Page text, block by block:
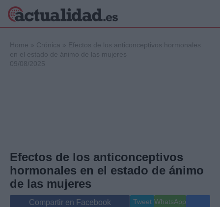
Internacional
Viajes
Gente
Musica
Home » Crónica » Efectos de los anticonceptivos hormonales
en el estado de ánimo de las mujeres
09/08/2025
Efectos de los anticonceptivos
hormonales en el estado de ánimo
de las mujeres
Compartir en Facebook Tweet WhatsApp